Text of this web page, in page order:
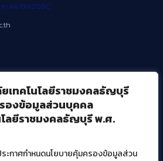
เทคโนโลยีราชมงคลธัญบุรี
องข้อมูลส่วนบุคคล
โลยีราชมงคลธัญบุรี พ.ศ.
ะกาศกำหนดนโยบายคุ้มครองข้อมูลส่วน
tXe209C
มรู้
นวัตกรรมดิจิทัล